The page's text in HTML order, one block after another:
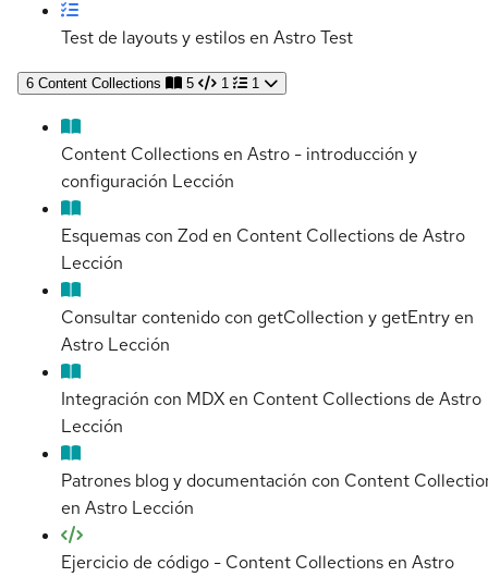
Test de layouts y estilos en AstroTest
6 Content Collections 5 1 1
Content Collections en Astro - introducción y
configuración Lección
Esquemas con Zod en Content Collections de Astro
Lección
Consultar contenido con getCollection y getEntry en
Astro Lección
Integración con MDX en Content Collections de Astro
Lección
Patrones blog y documentación con Content
en Astro Lección
Ejercicio de código - Content Collections en Astro